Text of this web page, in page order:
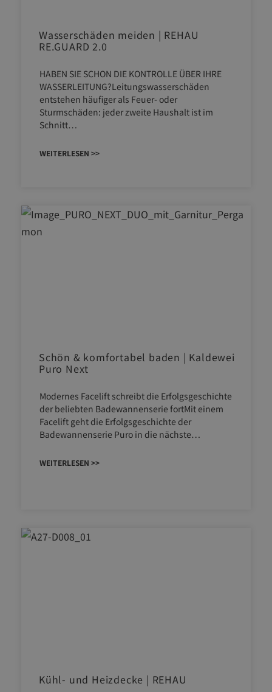
Wasserschäden meiden | REHAU
RE.GUARD 2.0
HABEN SIE SCHON DIE KONTROLLE ÜBER IHRE
WASSERLEITUNG?Leitungswasserschäden
entstehen häufiger als Feuer- oder
Sturmschäden: jeder zweite Haushalt ist im
Schnitt…
WEITERLESEN >>
Schön & komfortabel baden | Kaldewei
Puro Next
Modernes Facelift schreibt die Erfolgsgeschichte
der beliebten Badewannenserie fortMit einem
Facelift geht die Erfolgsgeschichte der
Badewannenserie Puro in die nächste…
WEITERLESEN >>
Kühl- und Heizdecke | REHAU